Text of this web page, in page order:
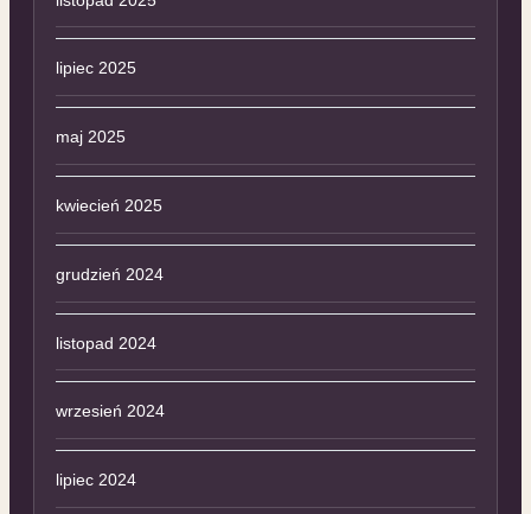
lipiec 2025
maj 2025
kwiecień 2025
grudzień 2024
listopad 2024
wrzesień 2024
lipiec 2024